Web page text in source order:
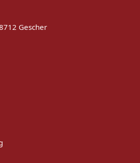
Gescher